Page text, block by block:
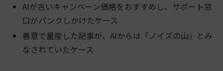
AIが古いキャンペーン価格をおすすめし、サポート窓
口がパンクしかけたケース
善意で量産した記事が、AIからは「ノイズの山」とみ
なされていたケース